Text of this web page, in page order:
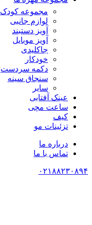
مجموعه کودک
لوازم جانبی
آویز دستبند
آویز موبایل
جاکلیدی
خودکار
دکمه سردست
سنجاق سینه
سایر
عینک آفتابی
ساعت مچی
کیف
تزئینات مو
درباره ما
تماس با ما
۰۲۱۸۸۲۳۰۸۹۴